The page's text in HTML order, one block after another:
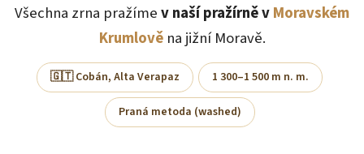
Všechna zrna pražímev naší pražírně vMoravském
Krumlověna jižní Moravě.
🇬🇹 Cobán, Alta Verapaz 1 300–1 500 m n. m.
Praná metoda (washed)